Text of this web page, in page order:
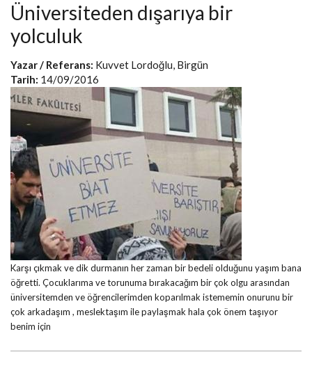
Üniversiteden dışarıya bir
yolculuk
Yazar / Referans: Kuvvet Lordoğlu, Birgün
Tarih: 14/09/2016
Karşı çıkmak ve dik durmanın her zaman bir bedeli olduğunu yaşım bana
öğretti. Çocuklarıma ve torunuma bırakacağım bir çok olgu arasından
üniversitemden ve öğrencilerimden koparılmak istememin onurunu bir
çok arkadaşım , meslektaşım ile paylaşmak hala çok önem taşıyor
benim için